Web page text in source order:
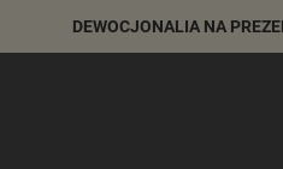
DEWOCJONALIA NA